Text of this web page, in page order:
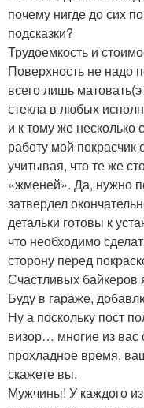
почему нигде до сих
подсказки?
Трудоемкость и
Поверхность не надо
всего лишь
стекла в любых
и к тому же несколько
работу мой покрасчик
учитывая, что те же
«жменей». Да, нужно
затвердел
детальки готовы к
что необходимо
сторону перед
Счастливых байкеров
Буду в гараже,
Ну а поскольку пост
визор… многие из вас
прохладное время,
скажете вы.
Мужчины! У каждого